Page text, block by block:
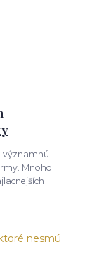
významnú
Mnoho